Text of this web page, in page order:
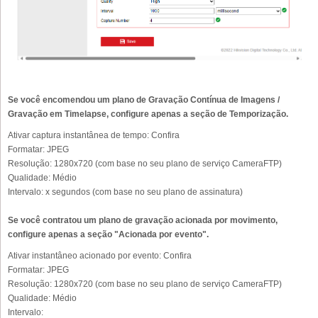
Se você encomendou um plano de Gravação Contínua de Imagens /
Gravação em Timelapse, configure apenas a seção de Temporização.
Ativar captura instantânea de tempo: Confira
Formatar: JPEG
Resolução: 1280x720 (com base no seu plano de serviço CameraFTP)
Qualidade: Médio
Intervalo: x segundos (com base no seu plano de assinatura)
Se você contratou um plano de gravação acionada por movimento,
configure apenas a seção "Acionada por evento".
Ativar instantâneo acionado por evento: Confira
Formatar: JPEG
Resolução: 1280x720 (com base no seu plano de serviço CameraFTP)
Qualidade: Médio
Intervalo: